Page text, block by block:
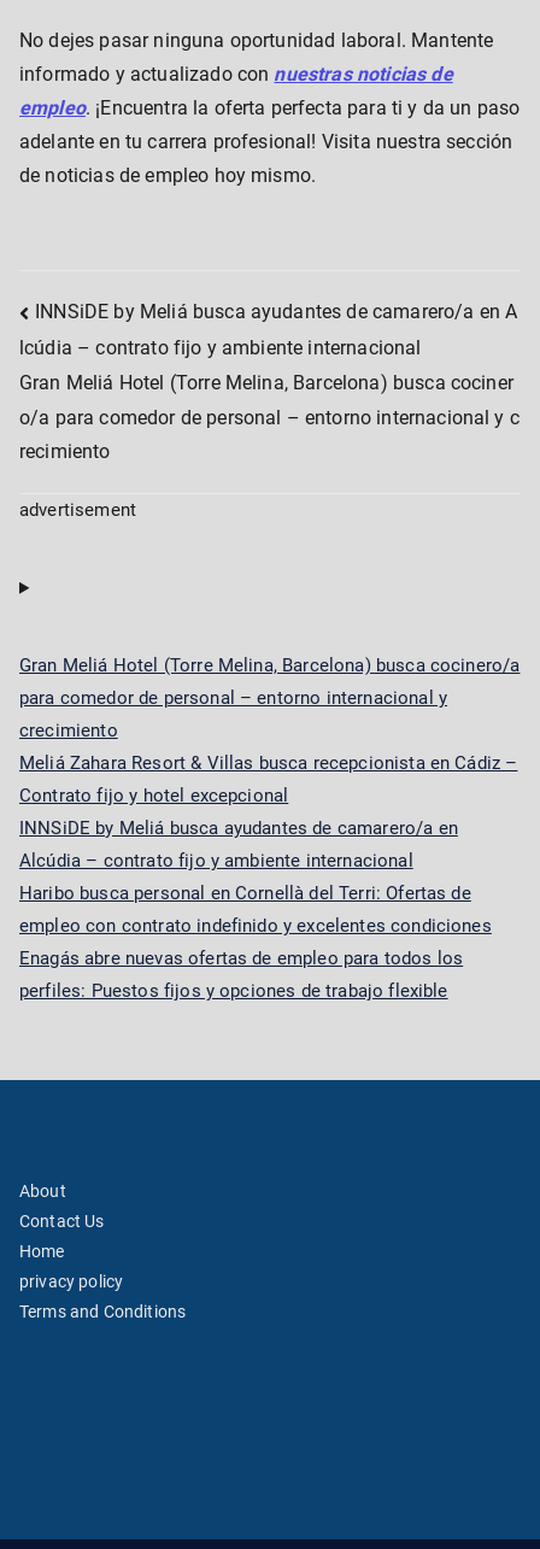
No dejes pasar ninguna oportunidad laboral. Mantente
informado y actualizado con nuestras noticias de
empleo. ¡Encuentra la oferta perfecta para ti y da un paso
adelante en tu carrera profesional! Visita nuestra sección
de noticias de empleo hoy mismo.
Post
navigation
INNSiDE by Meliá busca ayudantes de camarero/a en A
lcúdia – contrato fijo y ambiente internacional
Gran Meliá Hotel (Torre Melina, Barcelona) busca cociner
o/a para comedor de personal – entorno internacional y c
recimiento
advertisement
Gran Meliá Hotel (Torre Melina, Barcelona) busca cocinero/a
para comedor de personal – entorno internacional y
crecimiento
Meliá Zahara Resort & Villas busca recepcionista en Cádiz –
Contrato fijo y hotel excepcional
INNSiDE by Meliá busca ayudantes de camarero/a en
Alcúdia – contrato fijo y ambiente internacional
Haribo busca personal en Cornellà del Terri: Ofertas de
empleo con contrato indefinido y excelentes condiciones
Enagás abre nuevas ofertas de empleo para todos los
perfiles: Puestos fijos y opciones de trabajo flexible
About
Contact Us
Home
privacy policy
Terms and Conditions